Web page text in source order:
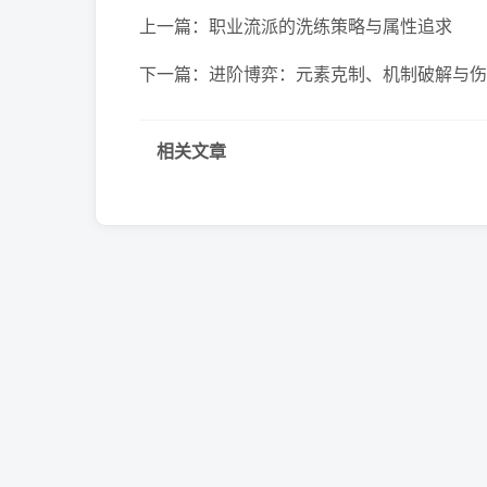
上一篇： 职业流派的洗练策略与属性追求
下一篇： 进阶博弈：元素克制、机制破解与
相关文章